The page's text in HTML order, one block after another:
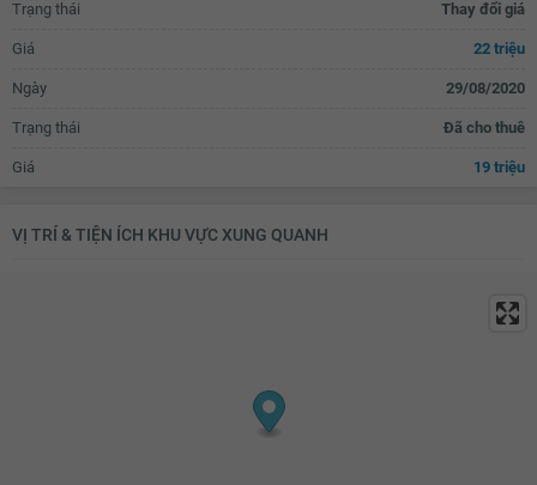
Trạng thái Thay đổi giá
Giá 22 triệu
Ngày 29/08/2020
Trạng thái Đã cho thuê
Giá 19 triệu
VỊ TRÍ & TIỆN ÍCH KHU VỰC XUNG QUANH